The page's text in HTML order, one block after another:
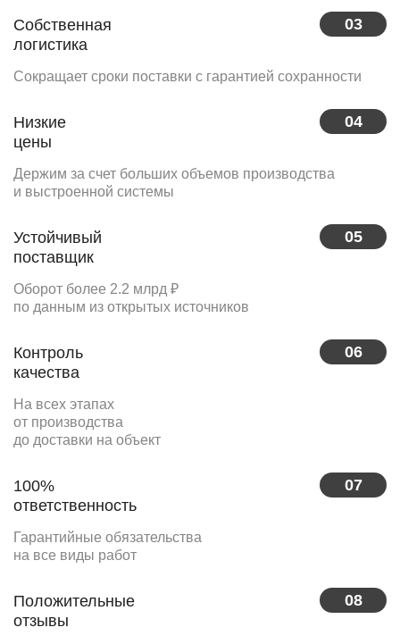
03
Собственная
логистика
Сокращает сроки поставки с гарантией сохранности
04
Низкие
цены
Держим за счет больших объемов производства
и выстроенной системы
05
Устойчивый
поставщик
Оборот более 2.2 млрд ₽
по данным из открытых источников
06
Контроль
качества
На всех этапах
от производства
до доставки на объект
07
100%
ответственность
Гарантийные обязательства
на все виды работ
08
Положительные
отзывы